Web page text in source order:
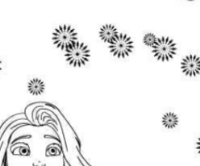
Đang mở